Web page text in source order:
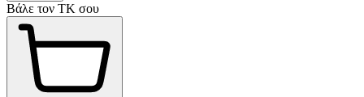
Βάλε τον ΤΚ σου